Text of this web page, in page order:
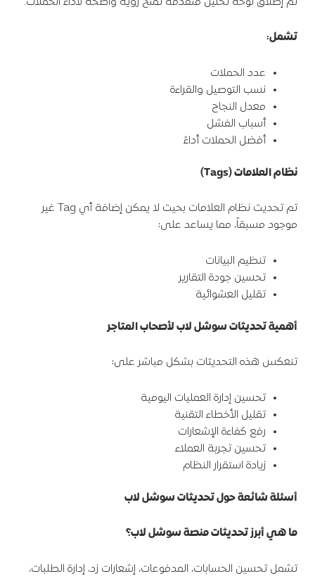
تشمل:
عدد الحملات
نسب التوصيل والقراءة
معدل النجاح
أسباب الفشل
أفضل الحملات أداءً
نظام العلامات(Tags)
تم تحديث نظام العلامات بحيث لا يمكن إضافة أي Tag غير
موجود مسبقاً، مما يساعد على:
تنظيم البيانات
تحسين جودة التقارير
تقليل العشوائية
أهمية تحديثات سوشل لاب لأصحاب المتاجر
تنعكس هذه التحديثات بشكل مباشر على:
تحسين إدارة العمليات اليومية
تقليل الأخطاء التقنية
رفع كفاءة الإشعارات
تحسين تجربة العملاء
زيادة استقرار النظام
أسئلة شائعة حول تحديثات سوشل لاب
ما هي أبرز تحديثات منصة سوشل لاب؟
تشمل تحسين الحسابات، المدفوعات، إشعارات زد، إدارة الطلبات،